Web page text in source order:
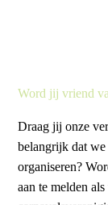
Word jij vriend
Draag jij onze
belangrijk dat
organiseren?
aan te melden